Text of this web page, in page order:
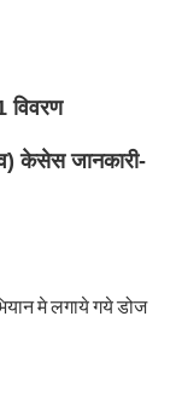
विवरण
केसेस जानकारी-
मे लगाये गये डोज